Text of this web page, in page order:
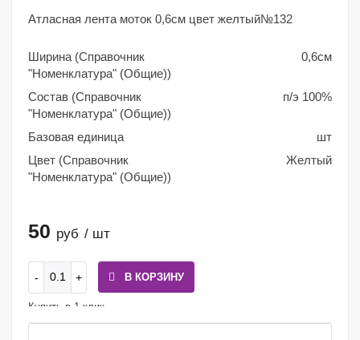
Атласная лента моток 0,6см цвет желтый№132
Ширина (Справочник
"Номенклатура" (Общие))
0,6см
Состав (Справочник
"Номенклатура" (Общие))
п/э 100%
Базовая единица
шт
Цвет (Справочник
"Номенклатура" (Общие))
Желтый
50 руб / шт
В КОРЗИНУ
Купить в 1 клик